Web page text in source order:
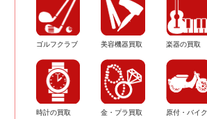
ゴルフクラブ 美容機器買取 楽器の買取
時計の買取 金・プラ買取 原付・バイク